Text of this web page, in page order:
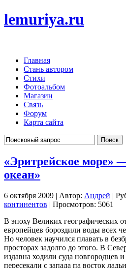
lemuriya.ru
Главная
Стань автором
Стихи
Фотоальбом
Магазин
Связь
Форум
Карта сайта
«Эритрейское
океан»
6 октября 2009 | Автор: Андрей |
континентов | Просмотров: 5061
В эпоху Великих географических
европейцев бороздили воды всех
Но человек научился плавать в
просторах задолго до этого. В
издавна ходили суда новгородцев
пересекали с запада па восток